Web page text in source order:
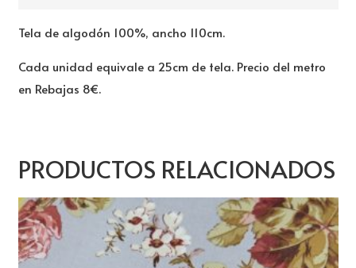
Tela de algodón 100%, ancho 110cm.
Cada unidad equivale a 25cm de tela. Precio del metro
en Rebajas 8€.
PRODUCTOS RELACIONADOS